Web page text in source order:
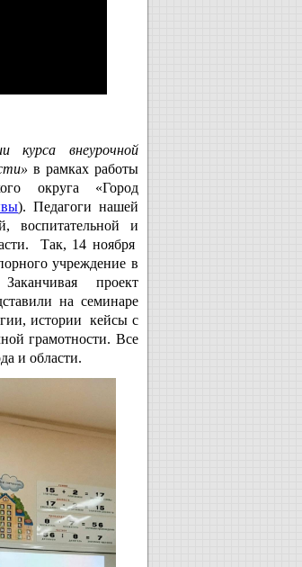
курса внеурочной
в рамках работы
округа «Город
).Педагоги нашей
воспитательной и
Так, 14 ноября
учреждение в
проект
на семинаре
истории кейсы с
грамотности. Все
и области.